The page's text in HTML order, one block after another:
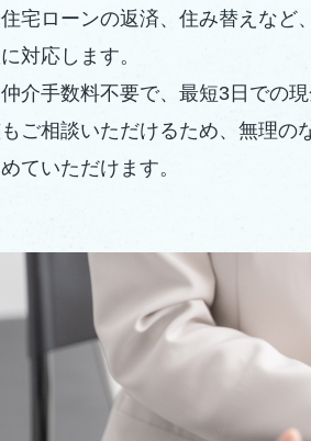
宅ローンの返済、住み替えなど
対応します。
介手数料不要で、最短3日での現
ご相談いただけるため、無理の
ていただけます。